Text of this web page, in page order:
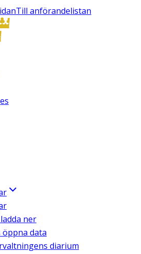
Till anförandelistan
ner
öppna data
diarium